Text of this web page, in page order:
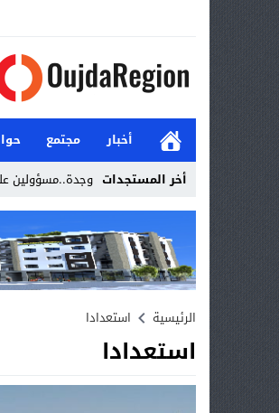
أخبار مجتمع
أخر المستجدات وجدة..مسؤولين
Stop
Previous
Next
الرئيسية
استعدادا
استعدادا